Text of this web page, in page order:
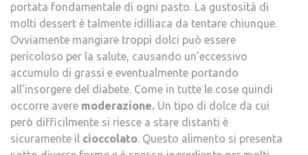
portata fondamentale di ogni pasto. La gustosità di
molti dessert è talmente idilliaca da tentare chiunque.
Ovviamente mangiare troppi dolci può essere
pericoloso per la salute, causando un’eccessivo
accumulo di grassi e eventualmente portando
all’insorgere del diabete. Come in tutte le cose quindi
occorre avere moderazione. Un tipo di dolce da cui
però difficilmente si riesce a stare distanti è
sicuramente il cioccolato. Questo alimento si presenta